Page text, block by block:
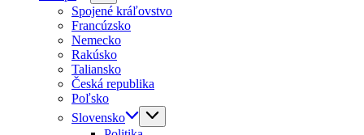
Spojené kráľovstvo
Francúzsko
Nemecko
Rakúsko
Taliansko
Česká republika
Poľsko
Slovensko